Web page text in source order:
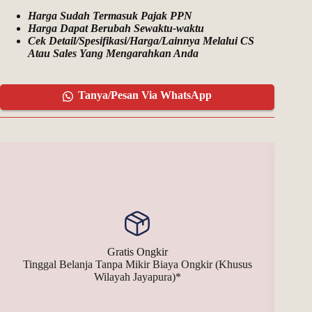
Harga Sudah Termasuk Pajak PPN
Harga Dapat Berubah Sewaktu-waktu
Cek Detail/Spesifikasi/Harga/Lainnya Melalui CS
Atau Sales Yang Mengarahkan Anda
Tanya/Pesan Via WhatsApp
Gratis Ongkir
Tinggal Belanja Tanpa Mikir Biaya Ongkir (Khusus
Wilayah Jayapura)*